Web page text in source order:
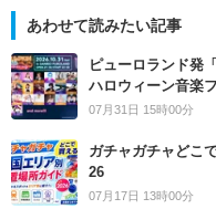
あわせて読みたい記事
ピューロランド発
ハロウィーン音楽
07月31日 15時00分
ガチャガチャどこ
26
07月17日 13時00分